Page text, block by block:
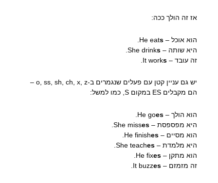
אז זה הולך ככה:
הוא אוכל – He eat s
היא שותה – She drink s
.
זה עובד – It work s
יש גם עניין קטן עם פעלים שנגמרים ב-o, ss, sh, ch, x, z –
הם מקבלים ES במקום S, כמו למשל:
הוא הולך – He go es
היא מפספסת – She miss es
.
הוא מסיים – He finish es
היא מלמדת – She teach es
.
הוא מתקן – He fix es
זה מזמזם – It buzz es